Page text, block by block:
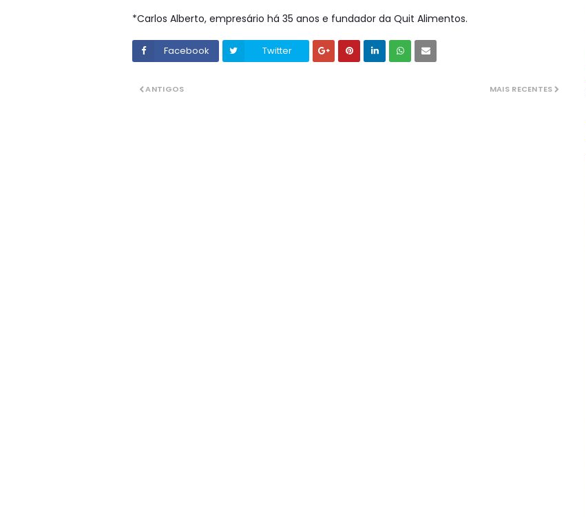
*Carlos Alberto, empresário há 35 anos e fundador da Quit Alimentos.
Facebook Twitter
MAIS RECENTES
ANTIGOS